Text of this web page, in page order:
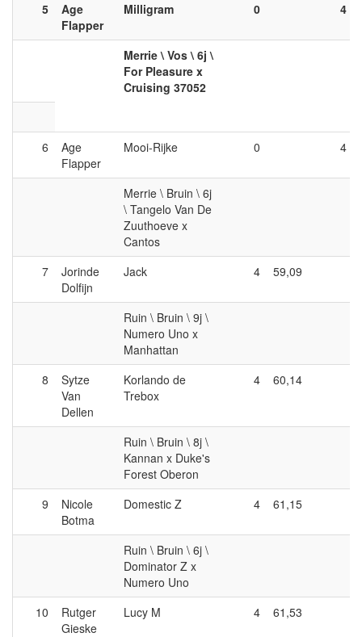
5
Age
Flapper
Milligram 0 4
Merrie \ Vos \ 6j \
For Pleasure x
Cruising 37052
6
Age
Flapper
Mooi-Rijke 0 4
Merrie \ Bruin \ 6j
\ Tangelo Van De
Zuuthoeve x
Cantos
7
Jorinde
Dolfijn
Jack 4 59,09
Ruin \ Bruin \ 9j \
Numero Uno x
Manhattan
8
Sytze
Van
Dellen
Korlando de
Trebox
4 60,14
Ruin \ Bruin \ 8j \
Kannan x Duke's
Forest Oberon
9
Nicole
Botma
Domestic Z 4 61,15
Ruin \ Bruin \ 6j \
Dominator Z x
Numero Uno
10
Rutger
Gieske
Lucy M 4 61,53